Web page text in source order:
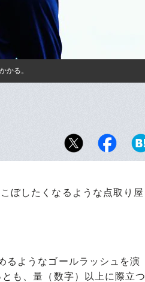
かる。
ぼしたくなるような点取り屋
るようなゴールラッシュを演
も、量（数字）以上に際立つ